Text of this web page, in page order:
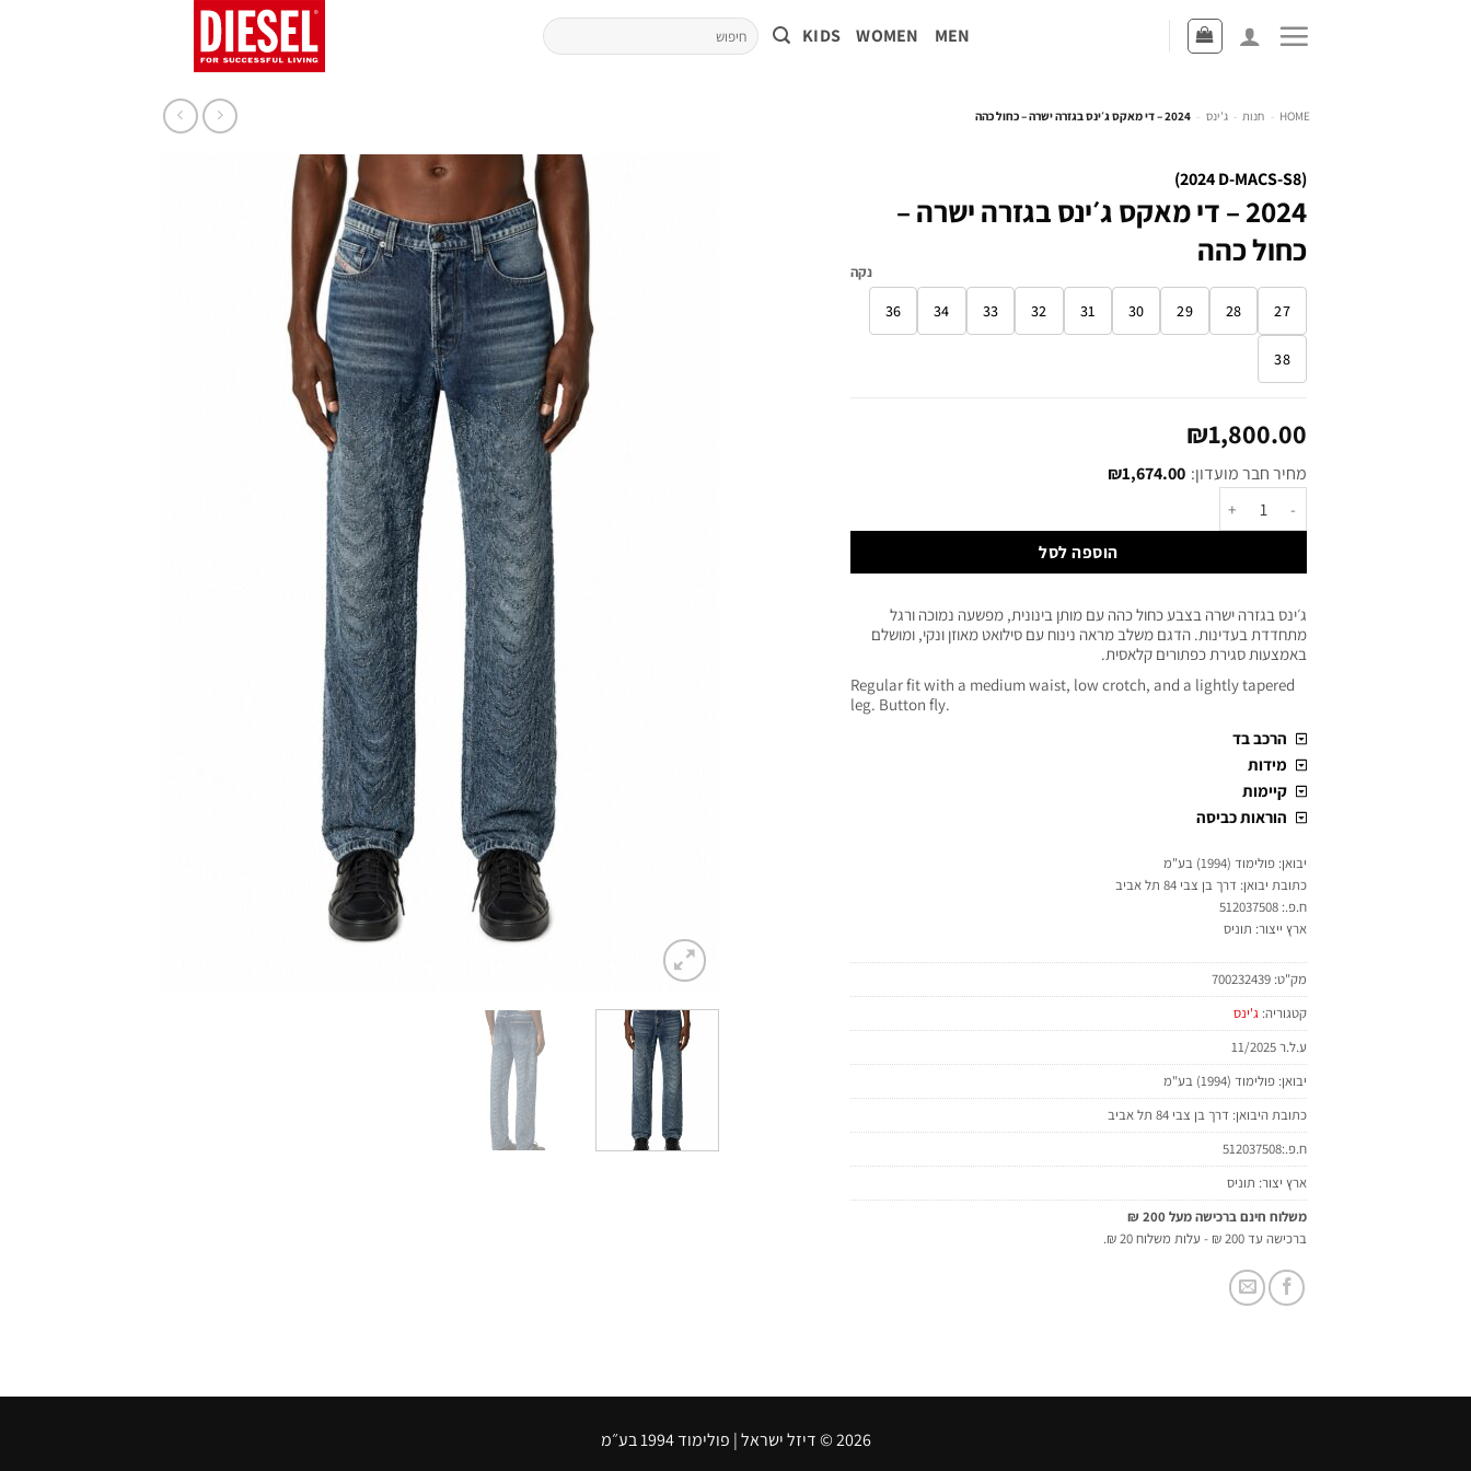
MEN
WOMEN
KIDS
HOME
- חנות - ג'ינס - 2024 – די מאקס ג׳ינס בגזרה ישרה – כחול כהה
(2024 D-MACS-S8)
2024 – די מאקס ג׳ינס בגזרה ישרה –
כחול כהה
27
28
29
30
31
32
33
34
36
38
נקה
₪1,800.00
מחיר חבר מועדון: ₪1,674.00
הוספה לסל
ג׳ינס בגזרה ישרה בצבע כחול כהה עם מותן בינונית, מפשעה נמוכה ורגל
מתחדדת בעדינות. הדגם משלב מראה נינוח עם סילואט מאוזן ונקי, ומושלם
באמצעות סגירת כפתורים קלאסית.
Regular fit with a medium waist, low crotch, and a lightly tapered
leg. Button fly.
הרכב בד
מידות
קיימות
הוראות כביסה
יבואן: פולימוד (1994) בע"מ
כתובת יבואן: דרך בן צבי 84 תל אביב
ח.פ.: 512037508
ארץ ייצור: תוניס
מק"ט: 700232439
קטגוריה: ג'ינס
ע.ל.ר 11/2025
יבואן: פולימוד (1994) בע"מ
כתובת היבואן: דרך בן צבי 84 תל אביב
ח.פ.:512037508
ארץ יצור: תוניס
משלוח חינם ברכישה מעל 200 ₪
ברכישה עד 200 ₪ - עלות משלוח 20 ₪.
2026 © דיזל ישראל | פולימוד 1994 בע״מ